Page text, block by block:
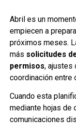
Abril es un
empiecen a
próximos meses.
más solicitudes
permisos, ajustes
coordinación entre
Cuando esta
mediante hojas de
comunicaciones